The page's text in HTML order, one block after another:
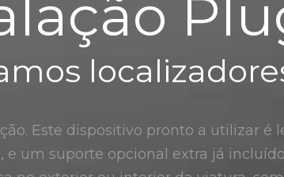
Este dispositivo pronto a utilizar
e um suporte opcional extra já